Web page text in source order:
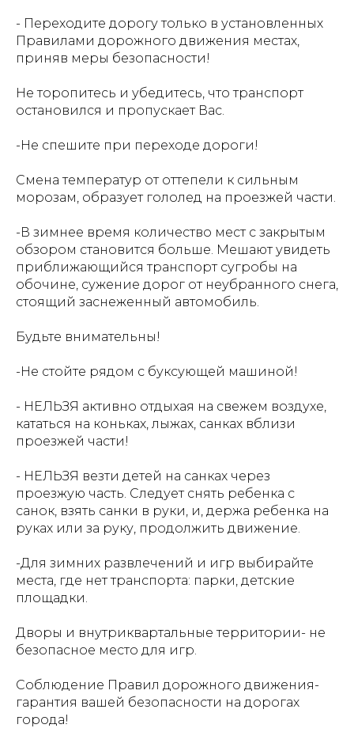
- Переходите дорогу только в установленных
Правилами дорожного движения местах,
приняв меры безопасности!
Не торопитесь и убедитесь, что транспорт
остановился и пропускает Вас.
-Не спешите при переходе дороги!
Смена температур от оттепели к сильным
морозам, образует гололед на проезжей части.
-В зимнее время количество мест с закрытым
обзором становится больше. Мешают увидеть
приближающийся транспорт сугробы на
обочине, сужение дорог от неубранного снега,
стоящий заснеженный автомобиль.
Будьте внимательны!
-Не стойте рядом с буксующей машиной!
- НЕЛЬЗЯ активно отдыхая на свежем воздухе,
кататься на коньках, лыжах, санках вблизи
проезжей части!
- НЕЛЬЗЯ везти детей на санках через
проезжую часть. Следует снять ребенка с
санок, взять санки в руки, и, держа ребенка на
руках или за руку, продолжить движение.
-Для зимних развлечений и игр выбирайте
места, где нет транспорта: парки, детские
площадки.
Дворы и внутриквартальные территории- не
безопасное место для игр.
Соблюдение Правил дорожного движения-
гарантия вашей безопасности на дорогах
города!